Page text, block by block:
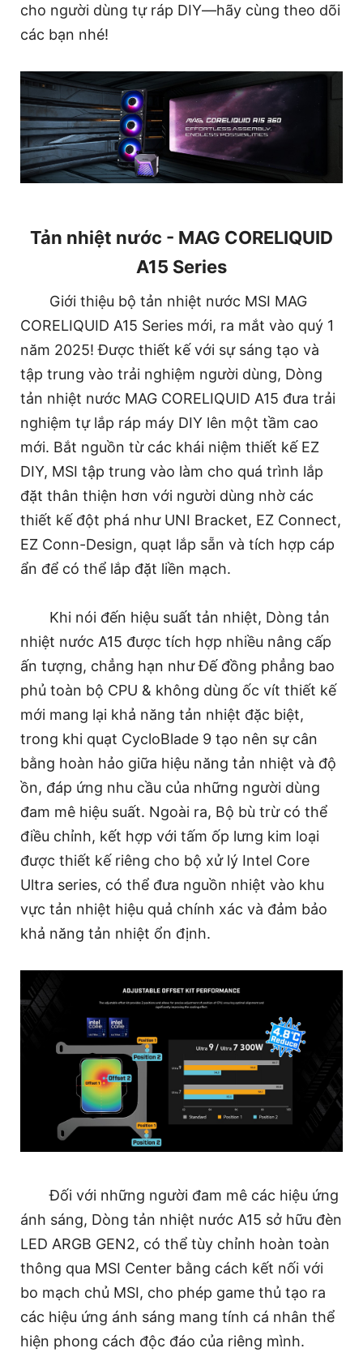
cho người dùng tự ráp DIY—hãy cùng theo dõi
các bạn nhé!
Tản nhiệt nước - MAG CORELIQUID
A15 Series
Giới thiệu bộ tản nhiệt nước MSI MAG
CORELIQUID A15 Series mới, ra mắt vào quý 1
năm 2025! Được thiết kế với sự sáng tạo và
tập trung vào trải nghiệm người dùng, Dòng
tản nhiệt nước MAG CORELIQUID A15 đưa trải
nghiệm tự lắp ráp máy DIY lên một tầm cao
mới. Bắt nguồn từ các khái niệm thiết kế EZ
DIY, MSI tập trung vào làm cho quá trình lắp
đặt thân thiện hơn với người dùng nhờ các
thiết kế đột phá như UNI Bracket, EZ Connect,
EZ Conn-Design, quạt lắp sẵn và tích hợp cáp
ẩn để có thể lắp đặt liền mạch.
Khi nói đến hiệu suất tản nhiệt, Dòng tản
nhiệt nước A15 được tích hợp nhiều nâng cấp
ấn tượng, chẳng hạn như Đế đồng phẳng bao
phủ toàn bộ CPU & không dùng ốc vít thiết kế
mới mang lại khả năng tản nhiệt đặc biệt,
trong khi quạt CycloBlade 9 tạo nên sự cân
bằng hoàn hảo giữa hiệu năng tản nhiệt và độ
ồn, đáp ứng nhu cầu của những người dùng
đam mê hiệu suất. Ngoài ra, Bộ bù trừ có thể
điều chỉnh, kết hợp với tấm ốp lưng kim loại
được thiết kế riêng cho bộ xử lý Intel Core
Ultra series, có thể đưa nguồn nhiệt vào khu
vực tản nhiệt hiệu quả chính xác và đảm bảo
khả năng tản nhiệt ổn định.
Đối với những người đam mê các hiệu ứng
ánh sáng, Dòng tản nhiệt nước A15 sở hữu đèn
LED ARGB GEN2, có thể tùy chỉnh hoàn toàn
thông qua MSI Center bằng cách kết nối với
bo mạch chủ MSI, cho phép game thủ tạo ra
các hiệu ứng ánh sáng mang tính cá nhân thể
hiện phong cách độc đáo của riêng mình.